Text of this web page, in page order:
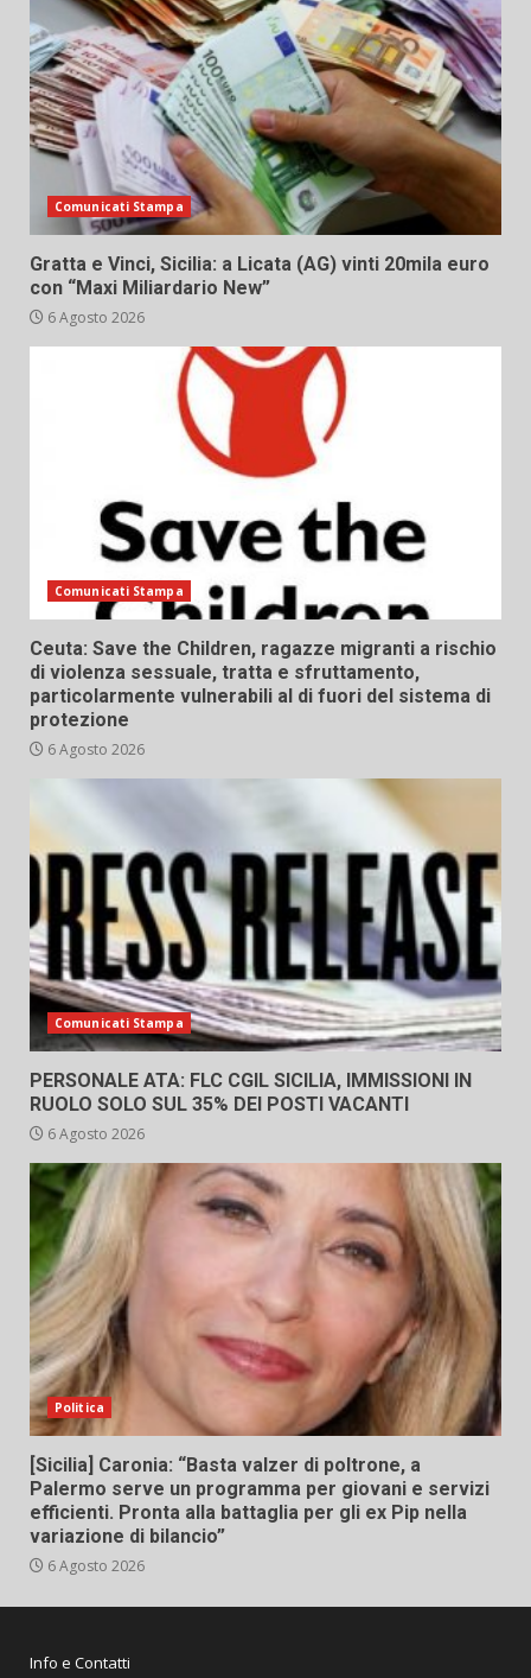
Comunicati Stampa
Gratta e Vinci, Sicilia: a Licata (AG) vinti 20mila euro
con “Maxi Miliardario New”
6 Agosto 2026
Comunicati Stampa
Ceuta: Save the Children, ragazze migranti a rischio
di violenza sessuale, tratta e sfruttamento,
particolarmente vulnerabili al di fuori del sistema di
protezione
6 Agosto 2026
Comunicati Stampa
PERSONALE ATA: FLC CGIL SICILIA, IMMISSIONI IN
RUOLO SOLO SUL 35% DEI POSTI VACANTI
6 Agosto 2026
Politica
[Sicilia] Caronia: “Basta valzer di poltrone, a
Palermo serve un programma per giovani e servizi
efficienti. Pronta alla battaglia per gli ex Pip nella
variazione di bilancio”
6 Agosto 2026
Info e Contatti